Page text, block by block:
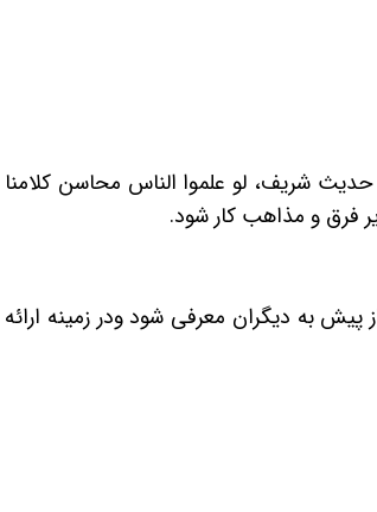
شریف، لو علموا الناس محاسن کلامنا
فرق و مذاهب کار شود.
به دیگران معرفی شود ودر زمینه ارائه